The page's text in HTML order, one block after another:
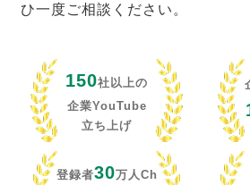
ひ一度ご相談ください。
150社以上の
企業YouTube
立ち上げ
登録者30万人Ch